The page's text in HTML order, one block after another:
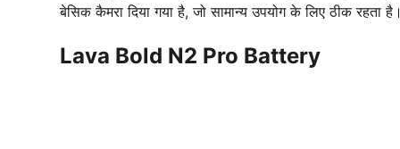
बेसिक कैमरा दिया गया है, जो सामान्य उपयोग के लिए ठीक रहता है।
Lava Bold N2 Pro Battery